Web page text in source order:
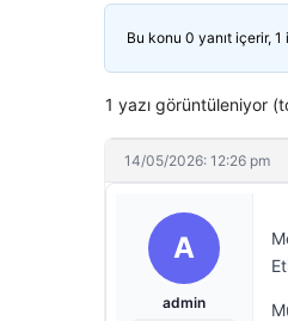
Bu konu 0 yanıt içerir,
1 yazı görüntüleniyor
14/05/2026: 12:26 pm
A
admin